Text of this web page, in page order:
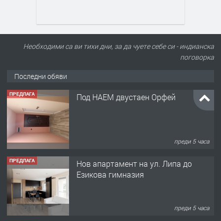
Необходими са ви тихи дни, за да чуете себе си - индианска
поговорка
Последни обяви
ПРЕДЛАГА
Нов апартамент на ул. Липа до
преди 5 часа
ПРЕДЛАГА
🔑 ОБЗАВЕДЕНА ГАРСОНИЕРА ПОД
НАЕМ В КВ. „ОРФЕЙ“ – ДО
преди 1 ден